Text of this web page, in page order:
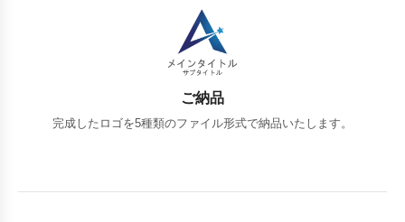
ご納品
完成したロゴを5種類のファイル形式で納品いたします。